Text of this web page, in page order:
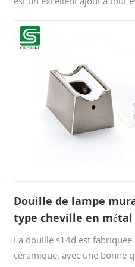
exposée, fournissant un
d'ambiance ou de travail pour
luminaires vintage.
Douille de lampe
type cheville en
S14D
La douille s14d est fabriquée
céramique, avec une bonne